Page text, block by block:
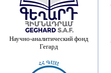
Научно-аналитический фонд
Гегард